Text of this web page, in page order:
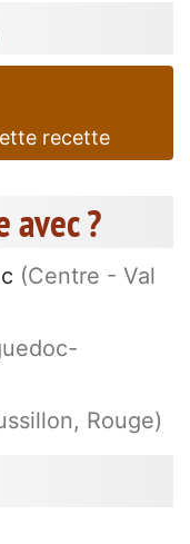
recette
avec ?
(Centre - Val
Rouge)